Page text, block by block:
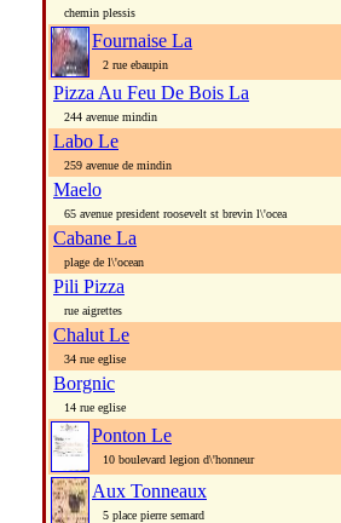
chemin plessis
Fournaise La
2 rue ebaupin
Pizza Au Feu De Bois La
244 avenue mindin
Labo Le
259 avenue de mindin
Maelo
65 avenue president roosevelt st brevin l\'ocea
Cabane La
plage de l\'ocean
Pili Pizza
rue aigrettes
Chalut Le
34 rue eglise
Borgnic
14 rue eglise
Ponton Le
10 boulevard legion d\'honneur
Aux Tonneaux
5 place pierre semard